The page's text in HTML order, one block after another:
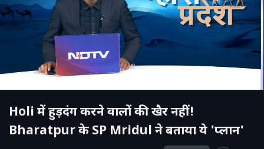
Holi में हुड़दंग करने वालों की खैर नहीं!
Bharatpur के SP Mridul ने बताया ये 'प्लान'